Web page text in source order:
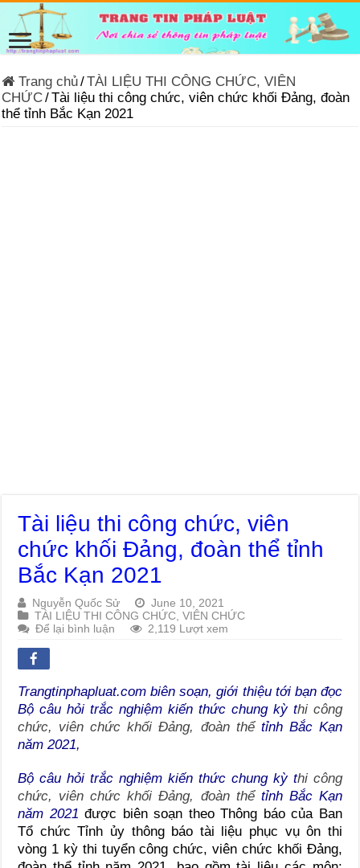
Trang chủ/TÀI LIỆU THI CÔNG CHỨC, VIÊN
CHỨC/Tài liệu thi công chức, viên chức khối Đảng, đoàn
thể tỉnh Bắc Kạn 2021
Tài liệu thi công chức, viên
chức khối Đảng, đoàn thể tỉnh
Bắc Kạn 2021
Nguyễn Quốc Sử
June 10, 2021
TÀI LIỆU THI CÔNG CHỨC, VIÊN CHỨC
Để lại bình luận
2,119 Lượt xem
Trangtinphapluat.com biên soạn, giới thiệu tới bạn đọc
Bộ câu hỏi trắc nghiệm kiến thức chung kỳ thi công
chức, viên chức khối Đảng, đoàn thểtỉnh Bắc Kạn
năm 2021,
Bộ câu hỏi trắc nghiệm kiến thức chung kỳ thi công
chức, viên chức khối Đảng, đoàn thểtỉnh Bắc Kạn
năm 2021 được biên soạn theo Thông báo của Ban
Tổ chức Tỉnh ủy thông báo tài liệu phục vụ ôn thi
vòng 1 kỳ thi tuyển công chức, viên chức khối Đảng,